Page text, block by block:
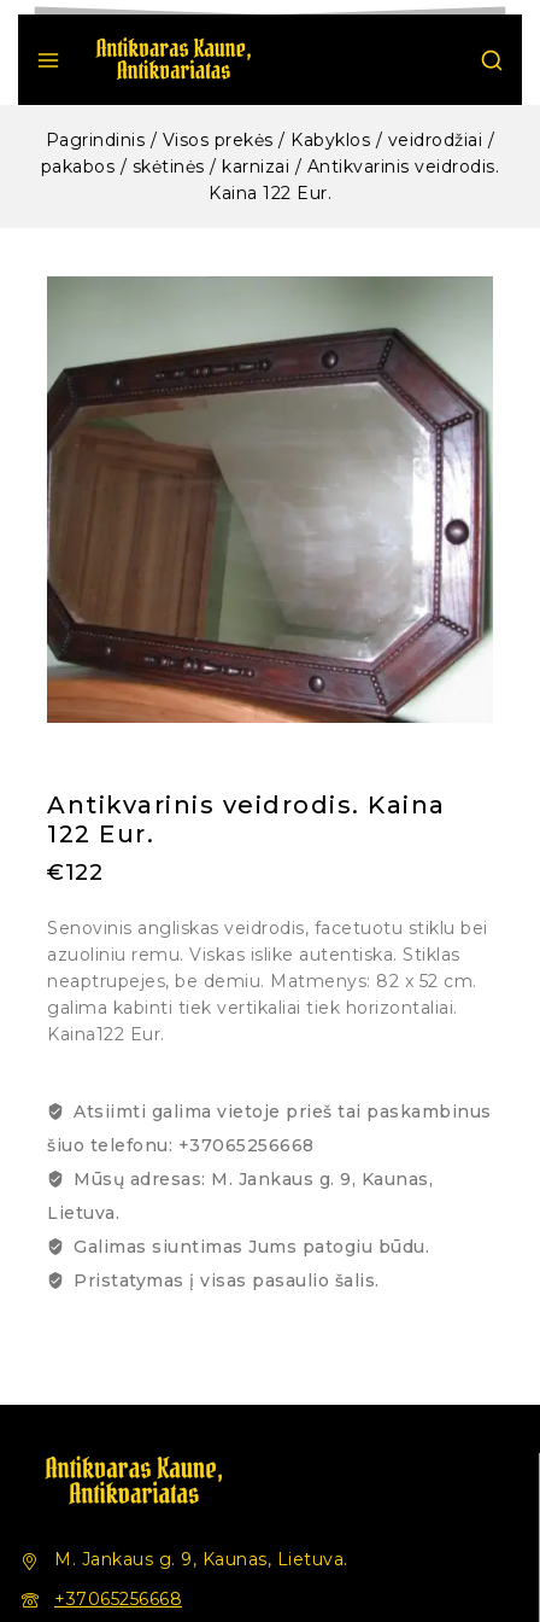
Pagrindinis / Visos prekės / Kabyklos / veidrodžiai /
pakabos / skėtinės / karnizai / Antikvarinis veidrodis.
Kaina 122 Eur.
Antikvarinis veidrodis. Kaina
122 Eur.
€122
Senovinis angliskas veidrodis, facetuotu stiklu bei
azuoliniu remu. Viskas islike autentiska. Stiklas
neaptrupejes, be demiu. Matmenys: 82 x 52 cm.
galima kabinti tiek vertikaliai tiek horizontaliai.
Kaina122 Eur.
Atsiimti galima vietoje prieš tai paskambinus
šiuo telefonu: +37065256668
Mūsų adresas: M. Jankaus g. 9, Kaunas,
Lietuva.
Galimas siuntimas Jums patogiu būdu.
Pristatymas į visas pasaulio šalis.
M. Jankaus g. 9, Kaunas, Lietuva.
+37065256668